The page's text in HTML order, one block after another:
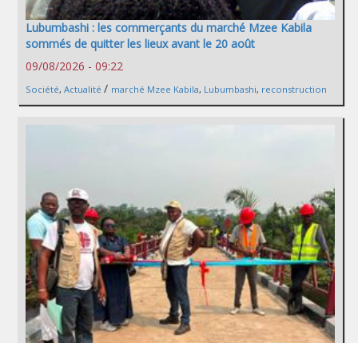
Lubumbashi : les commerçants du marché Mzee Kabila
sommés de quitter les lieux avant le 20 août
09/08/2026 - 09:22
Société, Actualité / marché Mzee Kabila, Lubumbashi, reconstruction